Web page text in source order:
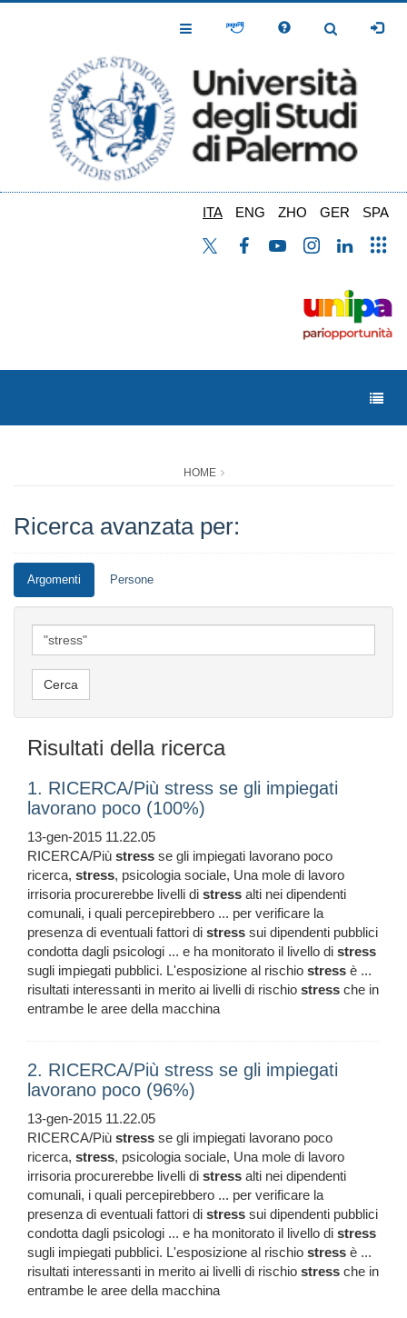
Toggle
Toggle
ITA ENG ZHO GER SPA
HOME
Ricerca avanzata per:
Argomenti Persone
Risultati della ricerca
1. RICERCA/Più stress se gli impiegati
lavorano poco (100%)
13-gen-2015 11.22.05
RICERCA/Più stress se gli impiegati lavorano poco
ricerca, stress, psicologia sociale, Una mole di lavoro
irrisoria procurerebbe livelli di stress alti nei dipendenti
comunali, i quali percepirebbero ... per verificare la
presenza di eventuali fattori di stress sui dipendenti pubblici
condotta dagli psicologi ... e ha monitorato il livello di stress
sugli impiegati pubblici. L'esposizione al rischio stress è ...
risultati interessanti in merito ai livelli di rischio stress che in
entrambe le aree della macchina
2. RICERCA/Più stress se gli impiegati
lavorano poco (96%)
13-gen-2015 11.22.05
RICERCA/Più stress se gli impiegati lavorano poco
ricerca, stress, psicologia sociale, Una mole di lavoro
irrisoria procurerebbe livelli di stress alti nei dipendenti
comunali, i quali percepirebbero ... per verificare la
presenza di eventuali fattori di stress sui dipendenti pubblici
condotta dagli psicologi ... e ha monitorato il livello di stress
sugli impiegati pubblici. L'esposizione al rischio stress è ...
risultati interessanti in merito ai livelli di rischio stress che in
entrambe le aree della macchina